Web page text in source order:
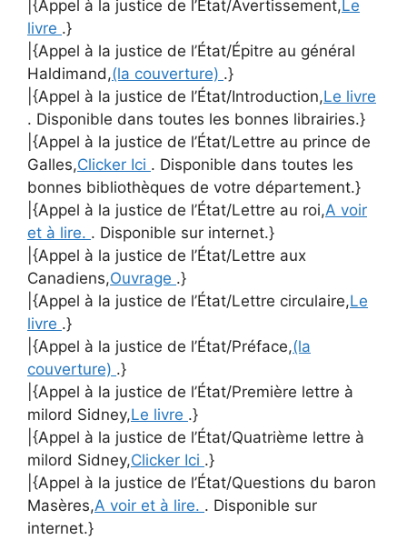
|{Appel à la justice de l’État/Avertissement, Le
livre .}
|{Appel à la justice de l’État/Épitre au général
Haldimand,(la couverture) .}
|{Appel à la justice de l’État/Introduction,Le livre
. Disponible dans toutes les bonnes librairies.}
|{Appel à la justice de l’État/Lettre au prince de
Galles,Clicker Ici . Disponible dans toutes les
bonnes bibliothèques de votre département.}
|{Appel à la justice de l’État/Lettre au roi,A voir
et à lire. . Disponible sur internet.}
|{Appel à la justice de l’État/Lettre aux
Canadiens,Ouvrage .}
|{Appel à la justice de l’État/Lettre circulaire,Le
livre .}
|{Appel à la justice de l’État/Préface,(la
couverture) .}
|{Appel à la justice de l’État/Première lettre à
milord Sidney,Le livre .}
|{Appel à la justice de l’État/Quatrième lettre à
milord Sidney,Clicker Ici .}
|{Appel à la justice de l’État/Questions du baron
Masères,A voir et à lire. . Disponible sur
internet.}